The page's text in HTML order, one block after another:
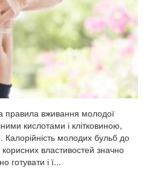
правила вживання молодої
кислотами і клітковиною,
Калорійність молодих бульб до
властивостей значно
готувати і ї...